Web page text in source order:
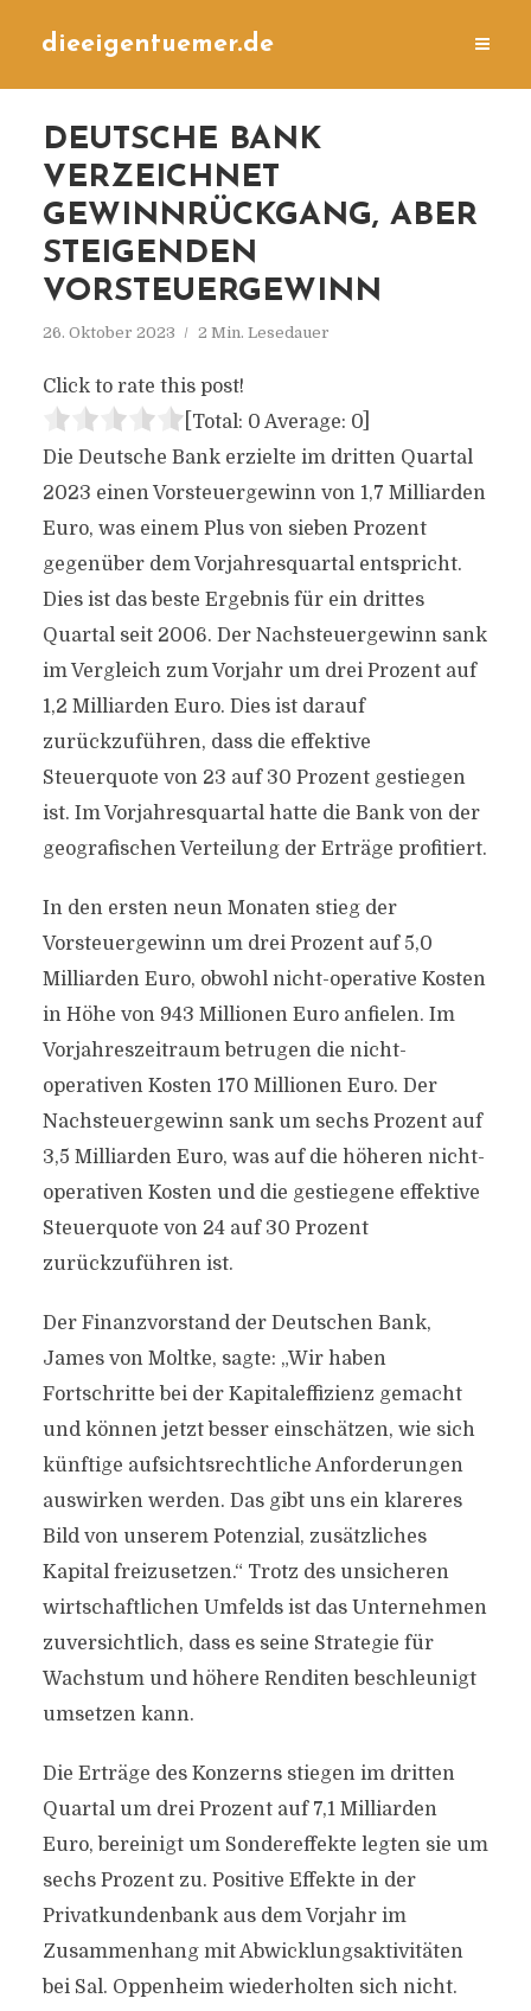
dieeigentuemer.de
DEUTSCHE BANK
VERZEICHNET
GEWINNRÜCKGANG, ABER
STEIGENDEN
VORSTEUERGEWINN
26. Oktober 2023 2 Min. Lesedauer
Click to rate this post!
[Total: 0 Average: 0]
Die Deutsche Bank erzielte im dritten Quartal
2023 einen Vorsteuergewinn von 1,7 Milliarden
Euro, was einem Plus von sieben Prozent
gegenüber dem Vorjahresquartal entspricht.
Dies ist das beste Ergebnis für ein drittes
Quartal seit 2006. Der Nachsteuergewinn sank
im Vergleich zum Vorjahr um drei Prozent auf
1,2 Milliarden Euro. Dies ist darauf
zurückzuführen, dass die effektive
Steuerquote von 23 auf 30 Prozent gestiegen
ist. Im Vorjahresquartal hatte die Bank von der
geografischen Verteilung der Erträge profitiert.
In den ersten neun Monaten stieg der
Vorsteuergewinn um drei Prozent auf 5,0
Milliarden Euro, obwohl nicht-operative Kosten
in Höhe von 943 Millionen Euro anfielen. Im
Vorjahreszeitraum betrugen die nicht-
operativen Kosten 170 Millionen Euro. Der
Nachsteuergewinn sank um sechs Prozent auf
3,5 Milliarden Euro, was auf die höheren nicht-
operativen Kosten und die gestiegene effektive
Steuerquote von 24 auf 30 Prozent
zurückzuführen ist.
Der Finanzvorstand der Deutschen Bank,
James von Moltke, sagte: „Wir haben
Fortschritte bei der Kapitaleffizienz gemacht
und können jetzt besser einschätzen, wie sich
künftige aufsichtsrechtliche Anforderungen
auswirken werden. Das gibt uns ein klareres
Bild von unserem Potenzial, zusätzliches
Kapital freizusetzen.“ Trotz des unsicheren
wirtschaftlichen Umfelds ist das Unternehmen
zuversichtlich, dass es seine Strategie für
Wachstum und höhere Renditen beschleunigt
umsetzen kann.
Die Erträge des Konzerns stiegen im dritten
Quartal um drei Prozent auf 7,1 Milliarden
Euro, bereinigt um Sondereffekte legten sie um
sechs Prozent zu. Positive Effekte in der
Privatkundenbank aus dem Vorjahr im
Zusammenhang mit Abwicklungsaktivitäten
bei Sal. Oppenheim wiederholten sich nicht.